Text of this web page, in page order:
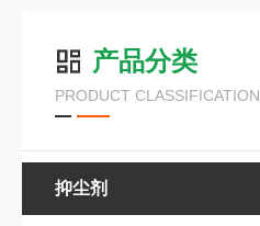
产品分类
PRODUCT CLASSIFICATION
抑尘剂